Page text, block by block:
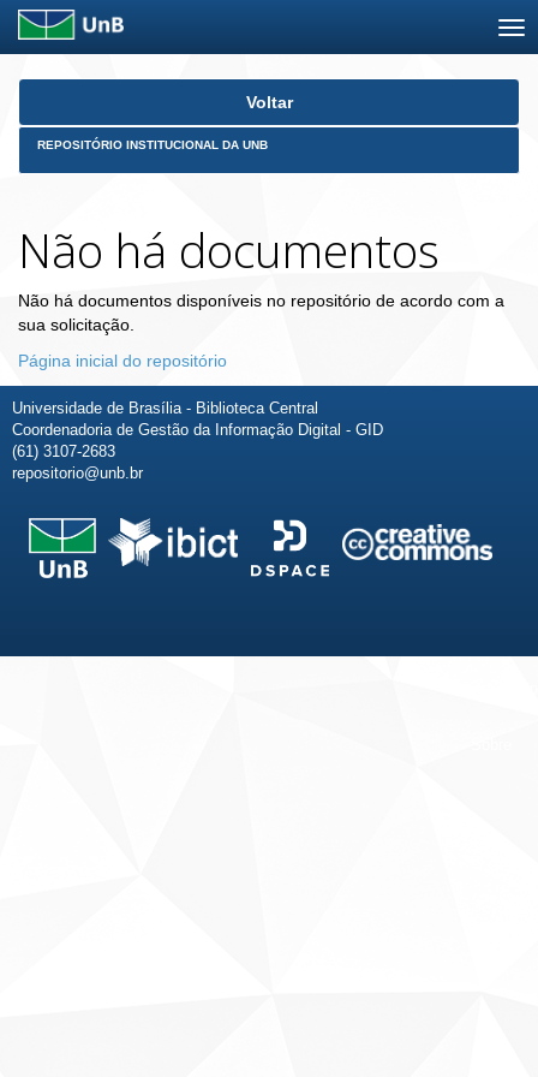
Skip
Voltar
REPOSITÓRIO INSTITUCIONAL DA UNB
Não há documentos
Não há documentos disponíveis no repositório de acordo com a
sua solicitação.
Página inicial do repositório
Universidade de Brasília - Biblioteca Central
Coordenadoria de Gestão da Informação Digital - GID
(61) 3107-2683
repositorio@unb.br